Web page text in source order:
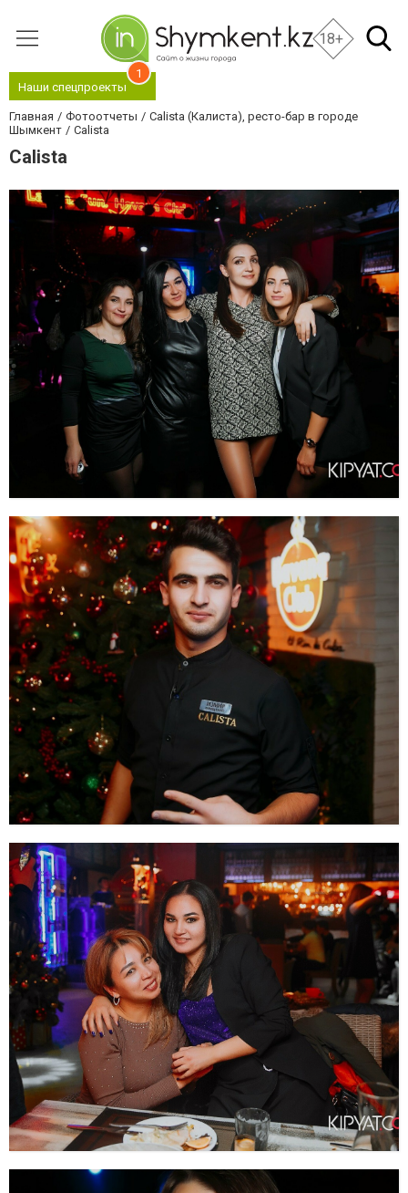
18+
Наши спецпроекты
1
Главная Фотоотчеты
Calista (Калиста), ресто-бар в городе
Шымкент
Calista
Calista